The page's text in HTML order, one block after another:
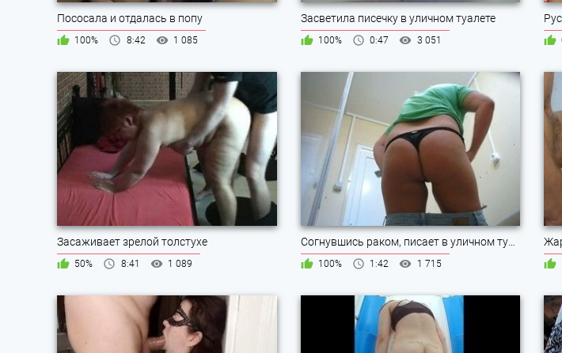
Пососала и отдалась в попу
100% 8:42 1 085
Засветила писечку в уличном туалете
100% 0:47 3 051
Засаживает зрелой толстухе
50% 8:41 1 089
Согнувшись раком, писает в уличном туалете
100% 1:42 1 715